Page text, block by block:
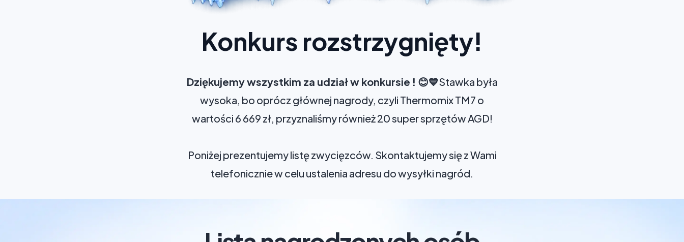
Konkurs rozstrzygnięty!
Dziękujemy wszystkim za udział w konkursie ! 😊💙Stawka była
wysoka, bo oprócz głównej nagrody, czyli Thermomix TM7 o
wartości 6 669 zł, przyznaliśmy również 20 super sprzętów AGD!
Poniżej prezentujemy listę zwycięzców. Skontaktujemy się z Wami
telefonicznie w celu ustalenia adresu do wysyłki nagród.